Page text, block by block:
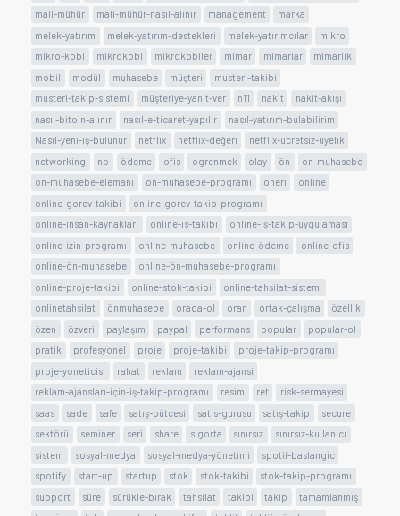
mali-mühür
mali-mühür-nasıl-alınır management
marka
melek-yatırım
melek-yatırım-destekleri melek-yatırımcılar
mikro
mikro-kobi
mikrokobi mikrokobiler mimar mimarlar
mimarlık
mobil
modül muhasebe müşteri
musteri-takibi
musteri-takip-sistemi
müşteriye-yanıt-ver n11 nakit
nakit-akışı
nasıl-bitoin-alınır
nasıl-e-ticaret-yapılır
nasıl-yatırım-bulabilirim
Nasıl-yeni-iş-bulunur
netflix netflix-değeri
netflix-ucretsiz-uyelik
networking
no ödeme ofis ogrenmek olay ön
on-muhasebe
ön-muhasebe-elemanı
ön-muhasebe-programı öneri
online
online-gorev-takibi
online-gorev-takip-programı
online-insan-kaynakları
online-is-takibi
online-iş-takip-uygulaması
online-izin-programı
online-muhasebe online-ödeme
online-ofis
online-ön-muhasebe
online-ön-muhasebe-programı
online-proje-takibi
online-stok-takibi
online-tahsilat-sistemi
onlinetahsilat
önmuhasebe orada-ol oran ortak-çalışma
özellik
özen
özveri paylaşım paypal performans popular
popular-ol
pratik
profesyonel proje proje-takibi
proje-takip-programı
proje-yoneticisi
rahat reklam
reklam-ajansi
reklam-ajansları-için-iş-takip-programı
resim ret
risk-sermayesi
saas
sade safe satış-bütçesi satis-gurusu satış-takip
secure
sektörü
seminer seri share sigorta sınırsız
sınırsız-kullanıcı
sistem
sosyal-medya sosyal-medya-yönetimi
spotif-baslangic
spotify
start-up startup stok stok-takibi
stok-takip-programı
support
süre sürükle-bırak tahsilat takibi takip
tamamlanmış